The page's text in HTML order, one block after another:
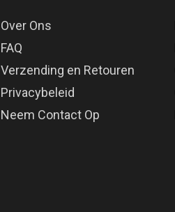
Over Ons
FAQ
Verzending en Retouren
Privacybeleid
Neem Contact Op